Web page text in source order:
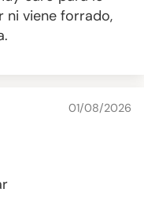
ni viene forrado,
01/08/2026